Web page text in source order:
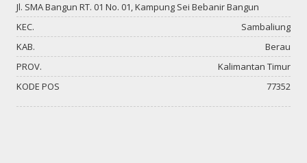
Jl. SMA Bangun RT. 01 No. 01, Kampung Sei Bebanir Bangun
KEC.
Sambaliung
KAB.
Berau
PROV.
Kalimantan Timur
KODE POS
77352